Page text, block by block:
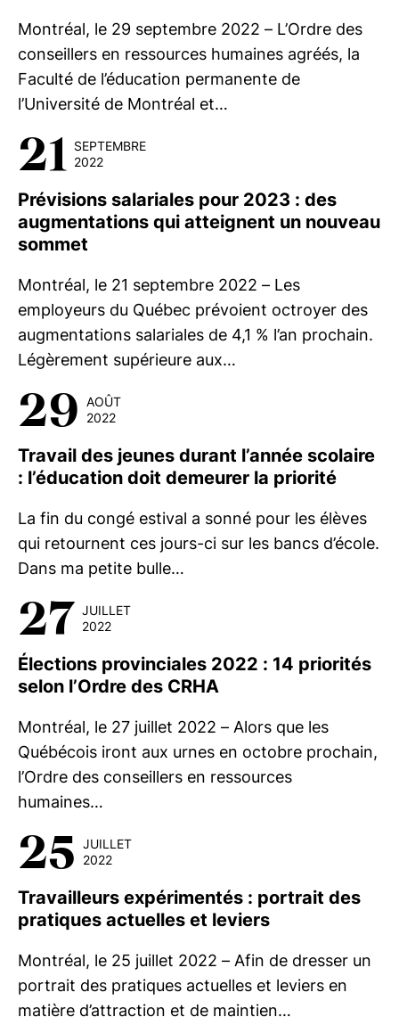
Montréal, le 29 septembre 2022 – L’Ordre des
conseillers en ressources humaines agréés, la
Faculté de l’éducation permanente de
l’Université de Montréal et…
21
SEPTEMBRE
2022
Prévisions salariales pour 2023 : des
augmentations qui atteignent un nouveau
sommet
Montréal, le 21 septembre 2022 – Les
employeurs du Québec prévoient octroyer des
augmentations salariales de 4,1 % l’an prochain.
Légèrement supérieure aux…
29 AOÛT
2022
Travail des jeunes durant l’année scolaire
: l’éducation doit demeurer la priorité
La fin du congé estival a sonné pour les élèves
qui retournent ces jours-ci sur les bancs d’école.
Dans ma petite bulle…
27 JUILLET
2022
Élections provinciales 2022 : 14 priorités
selon l’Ordre des CRHA
Montréal, le 27 juillet 2022 – Alors que les
Québécois iront aux urnes en octobre prochain,
l’Ordre des conseillers en ressources
humaines…
25 JUILLET
2022
Travailleurs expérimentés : portrait des
pratiques actuelles et leviers
Montréal, le 25 juillet 2022 – Afin de dresser un
portrait des pratiques actuelles et leviers en
matière d’attraction et de maintien…